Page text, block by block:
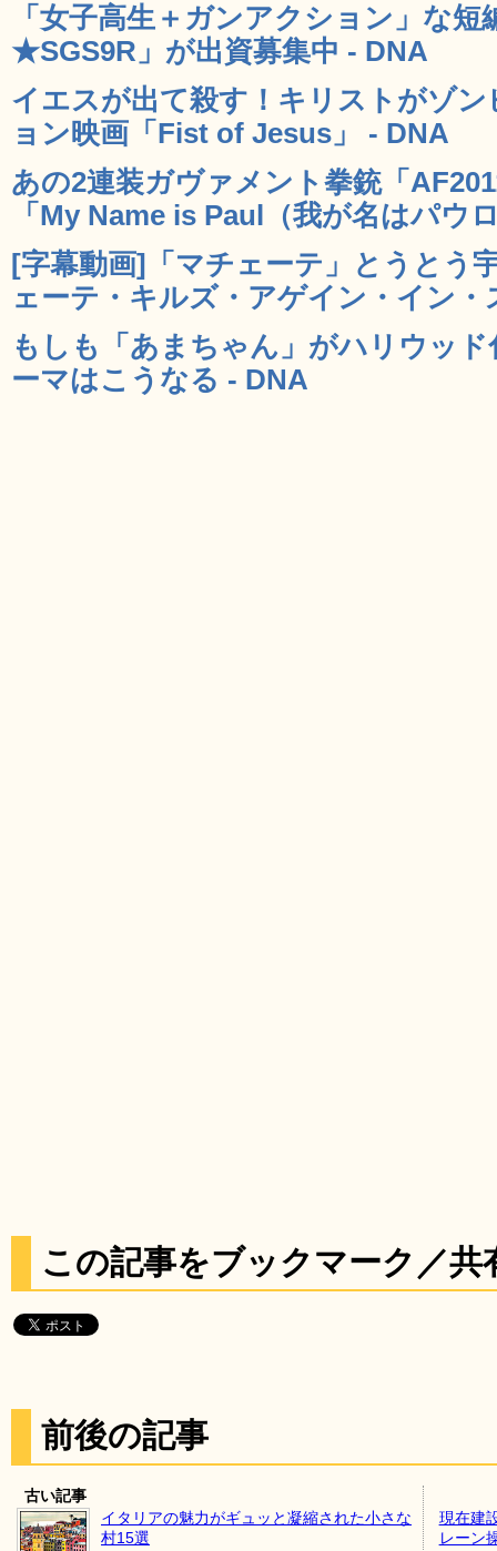
「女子高生＋ガンアクション」な短
★SGS9R」が出資募集中 - DNA
イエスが出て殺す！キリストがゾ
ョン映画「Fist of Jesus」 - DNA
あの2連装ガヴァメント拳銃「
「My Name is Paul（我が名はパウ
[字幕動画]「マチェーテ」とうとう
ェーテ・キルズ・アゲイン・イン
もしも「あまちゃん」がハリウッ
ーマはこうなる - DNA
この記事をブックマーク／共
前後の記事
古い記事
イタリアの魅力がギュッと凝縮された小さな
村15選
現在建
レーン